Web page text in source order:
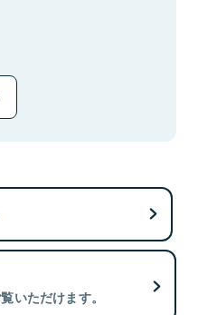
いただけます。